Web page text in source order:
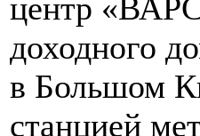
центр
доходного
в Большом
станцией